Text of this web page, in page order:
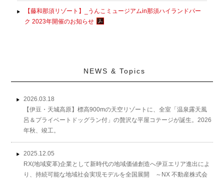
【藤和那須リゾート】_うんこミュージアムin那須ハイランドパー
ク 2023年開催のお知らせ
NEWS & Topics
2026.03.18
【伊豆・天城高原】標高900mの天空リゾートに、全室「温泉露天風
呂＆プライベートドッグラン付」の贅沢な平屋コテージが誕生。2026
年秋、竣工。
2025.12.05
RX(地域変革)企業として新時代の地域価値創造へ伊豆エリア進出によ
り、持続可能な地域社会実現モデルを全国展開 ～NX 不動産株式会